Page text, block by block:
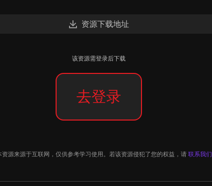
资源下载地址
该资源需登录后下载
去登录
资源来源于互联网，仅供参考学习使用。若该资源侵犯了您的权益，请 联系我们